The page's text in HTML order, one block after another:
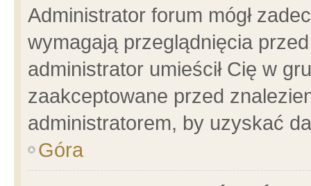
Administrator forum mógł
wymagają przeglądnięcia
administrator umieścił Cię w
zaakceptowane przed
administratorem, by uzyskać
Góra